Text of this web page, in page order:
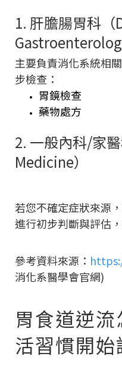
1. 肝膽腸胃科
主要負責消化系統相
步檢查：
胃鏡檢查
藥物處方
2. 一般內科/家
Medicine）
若您不確定症狀來源
進行初步判斷與評估
參考資料來源：
消化系醫學會官網)
胃食道逆
活習慣開始